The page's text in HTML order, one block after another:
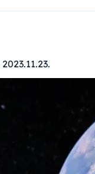
2023.11.23.